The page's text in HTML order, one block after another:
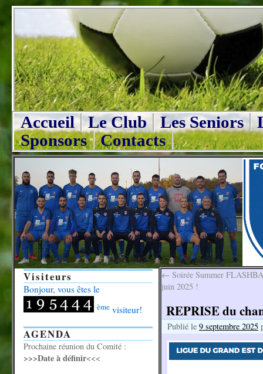
Accueil Le Club Les Seniors
Sponsors
Contacts
← Soirée Summer
juin 2025 !
REPRISE du
Publié le 9 septembre 2025
Visiteurs
Bonjour, vous êtes le
ème visiteur!
AGENDA
Prochaine réunion du Comité :
>>>Date à définir<<<